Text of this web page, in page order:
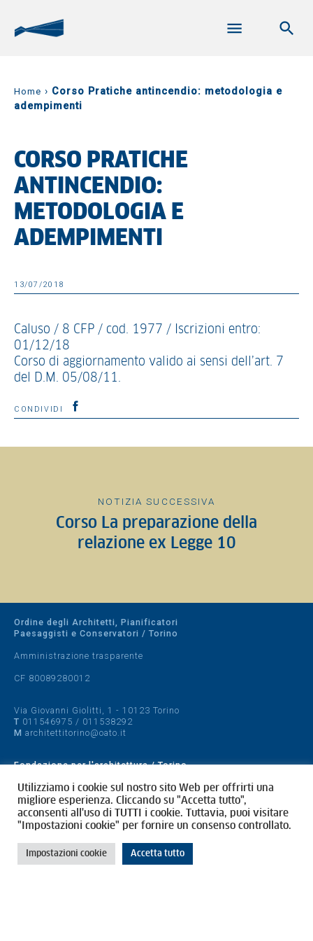
Home › Corso Pratiche antincendio: metodologia e
adempimenti
CORSO PRATICHE
ANTINCENDIO:
METODOLOGIA E
ADEMPIMENTI
13/07/2018
Caluso / 8 CFP / cod. 1977 / Iscrizioni entro:
01/12/18
Corso di aggiornamento valido ai sensi dell’art. 7
del D.M. 05/08/11.
CONDIVIDI
NOTIZIA SUCCESSIVA
Corso La preparazione della
relazione ex Legge 10
Ordine degli Architetti, Pianificatori
Paesaggisti e Conservatori / Torino
Amministrazione trasparente
CF 80089280012
Via Giovanni Giolitti, 1 - 10123 Torino
T 011546975 / 011538292
M architettitorino@oato.it
Fondazione per l'architettura / Torino
Designed by quattrolinee.it
Cookie Policy
Privacy Policy
Utilizziamo i cookie sul nostro sito Web per offrirti una
migliore esperienza. Cliccando su "Accetta tutto",
acconsenti all'uso di TUTTI i cookie. Tuttavia, puoi visitare
"Impostazioni cookie" per fornire un consenso controllato.
Impostazioni cookie Accetta tutto